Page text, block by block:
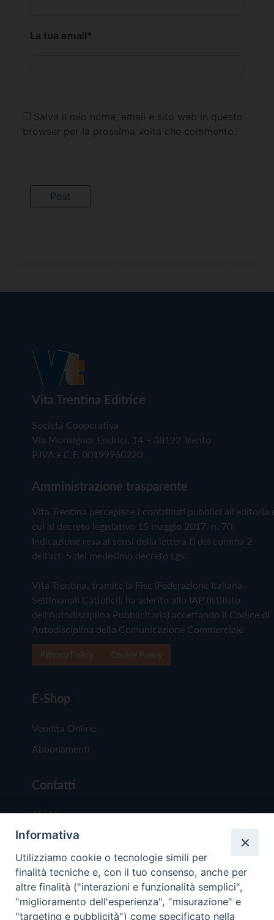
La tua email*
Salva il mio nome, email e sito web in questo
browser per la prossima volta che commento.
Vita Trentina Editrice
Società Cooperativa
Via Monsignor Endrici, 14 – 38122 Trento
P.IVA e C.F. 00199960220
Amministrazione trasparente
Vita Trentina percepisce i contributi pubblici all'editoria
cui al decreto legislativo 15 maggio 2017, n. 70.
Indicazione resa ai sensi della lettera f) del comma 2
dell'art. 5 del medesimo decreto Lgs.
Vita Trentina, tramite la Fisc (Federazione Italiana
Settimanali Cattolici), ha aderito allo IAP (Istituto
dell'Autodisciplina Pubblicitaria) accettando il Codice di
Autodisciplina della Comunicazione Commerciale
E-Shop
Vendita Online
Abbonamenti
Contatti
Chi Siamo
Redazione
Scrivici
Informativa
Utilizziamo cookie o tecnologie simili per
finalità tecniche e, con il tuo consenso, anche per
altre finalità ("interazioni e funzionalità semplici",
"miglioramento dell'esperienza", "misurazione" e
"targeting e pubblicità") come specificato nella